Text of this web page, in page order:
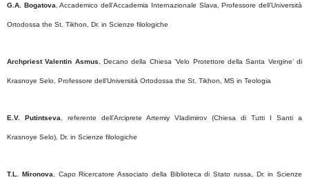
G.A. Bogatova , Accademico dell’Accademia Internazionale Slava, Professore dell’Università
Ortodossa the St. Tikhon, Dr. in Scienze filologiche
Archpriest Valentin Asmus , Decano della Chiesa ‘Velo Protettore della Santa Vergine’ di
Krasnoye Selo, Professore dell’Università Ortodossa the St. Tikhon, MS in Teologia
E.V. Putintseva , referente dell’Arciprete Artemiy Vladimirov (Chiesa di Tutti I Santi a
Krasnoye Selo), Dr. in Scienze filologiche
T.L. Mironova , Capo Ricercatore Associato della Biblioteca di Stato russa, Dr. in Scienze